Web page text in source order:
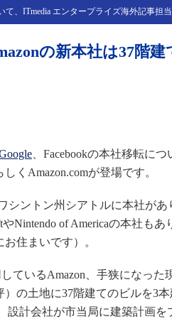
、ITmedia エンタープライズ海外記事担
の新本社は37階建
、Facebookの本社移転に
くAmazon.comが登場です。
シントン州シアトルに本社があ
Nintendo of Americaの本社もあ
お住まいです）。
ているAmazon、手狭になった
の土地に37階建てのビルを3
設計会社が市当局に建築計画を